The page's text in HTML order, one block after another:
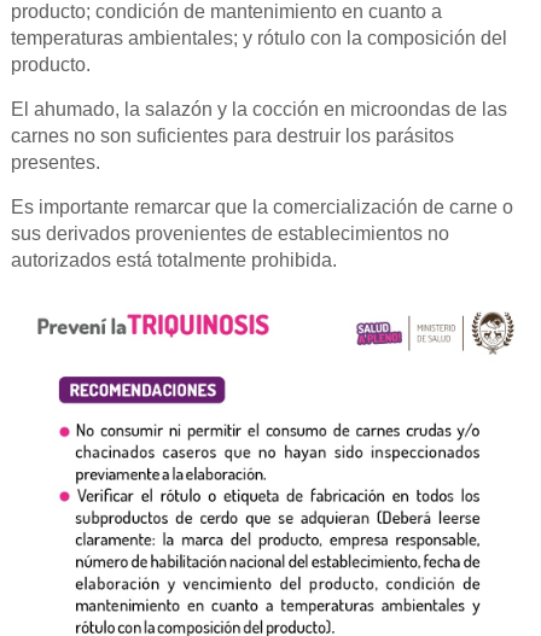
producto; condición de mantenimiento en cuanto a
temperaturas ambientales; y rótulo con la composición del
producto.
El ahumado, la salazón y la cocción en microondas de las
carnes no son suficientes para destruir los parásitos
presentes.
Es importante remarcar que la comercialización de carne o
sus derivados provenientes de establecimientos no
autorizados está totalmente prohibida.